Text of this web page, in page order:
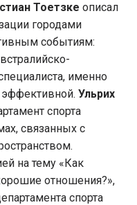
Тоетзке описал
городами
событиям:
именно
эффективной. Ульрих
спорта
связанных с
на тему «Как
отношения?»,
спорта